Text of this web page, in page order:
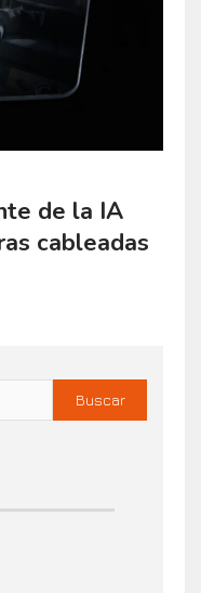
de la IA
cableadas